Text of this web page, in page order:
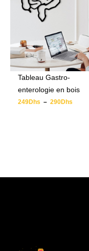
Tableau Gastro-
enterologie en bois
249Dhs – 290Dhs